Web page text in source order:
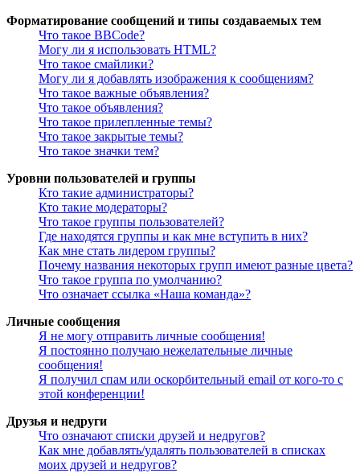
Форматирование сообщений и типы создаваемых тем
Что такое BBCode?
Могу ли я использовать HTML?
Что такое смайлики?
Могу ли я добавлять изображения к сообщениям?
Что такое важные объявления?
Что такое объявления?
Что такое прилепленные темы?
Что такое закрытые темы?
Что такое значки тем?
Уровни пользователей и группы
Кто такие администраторы?
Кто такие модераторы?
Что такое группы пользователей?
Где находятся группы и как мне вступить в них?
Как мне стать лидером группы?
Почему названия некоторых групп имеют разные цвета?
Что такое группа по умолчанию?
Что означает ссылка «Наша команда»?
Личные сообщения
Я не могу отправить личные сообщения!
Я постоянно получаю нежелательные личные
сообщения!
Я получил спам или оскорбительный email от кого-то с
этой конференции!
Друзья и недруги
Что означают списки друзей и недругов?
Как мне добавлять/удалять пользователей в списках
моих друзей и недругов?